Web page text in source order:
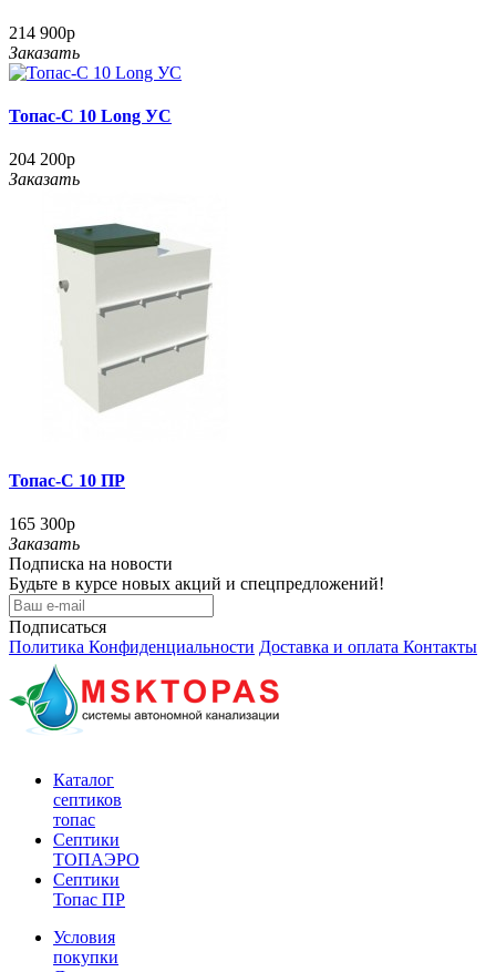
214 900р
Заказать
Топас-С 10 Long УС
204 200р
Заказать
Топас-С 10 ПР
165 300р
Заказать
Подписка на новости
Будьте в курсе новых акций и спецпредложений!
Подписаться
Политика Конфиденциальности Доставка и оплата Контакты
Каталог
септиков
топас
Септики
ТОПАЭРО
Септики
Топас ПР
Условия
покупки